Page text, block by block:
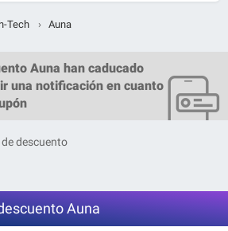
Tech › Auna
Auna han caducado
una notificación en cuanto
de descuento
Auna